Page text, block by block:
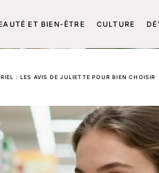
ET BIEN-ÊTRE CULTURE
: LES AVIS DE JULIETTE POUR BIEN CHOISIR